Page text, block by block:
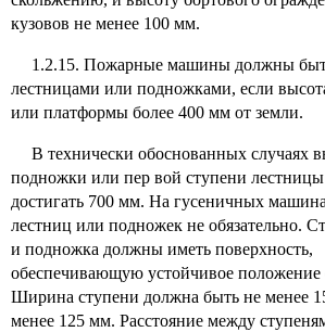
кузовов не менее 100 мм.
1.2.15. Пожарные машины должны
лестницами или подножками, если
или платформы более 400 мм от земли.
В технически обоснованных случаях
подножки или пер вой ступени
достигать 700 мм. На гусеничных
лестниц или подножек не обязательно.
и подножка должны иметь поверхность,
обеспечивающую устойчивое положение
Ширина ступени должна быть не менее
менее 125 мм. Расстояние между